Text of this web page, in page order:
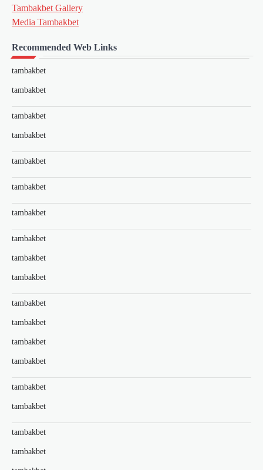
Tambakbet Gallery
Media Tambakbet
Recommended Web Links
tambakbet
tambakbet
tambakbet
tambakbet
tambakbet
tambakbet
tambakbet
tambakbet
tambakbet
tambakbet
tambakbet
tambakbet
tambakbet
tambakbet
tambakbet
tambakbet
tambakbet
tambakbet